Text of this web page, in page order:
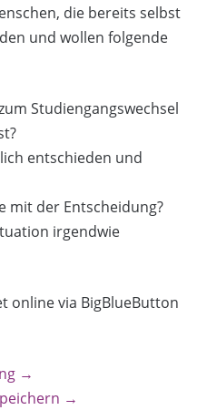
die bereits selbst
und wollen folgende
Studiengangswechsel
entschieden und
mit der Entscheidung?
irgendwie
online via BigBlueButton
→
→